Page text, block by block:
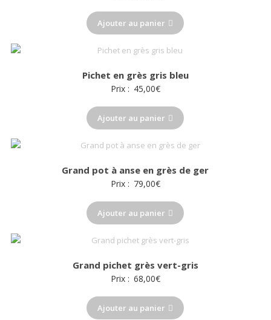
Ajouter au panier
Pichet en grès gris bleu
Prix : 45,00€
Ajouter au panier
Grand pot à anse en grès de ger
Prix : 79,00€
Ajouter au panier
Grand pichet grès vert-gris
Prix : 68,00€
Ajouter au panier